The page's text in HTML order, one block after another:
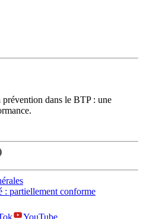
dans le BTP : une
: partiellement conforme
YouTube